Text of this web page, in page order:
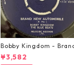
Bobby Kingdom -
ew Automobile【7-2088
9】
¥3,582